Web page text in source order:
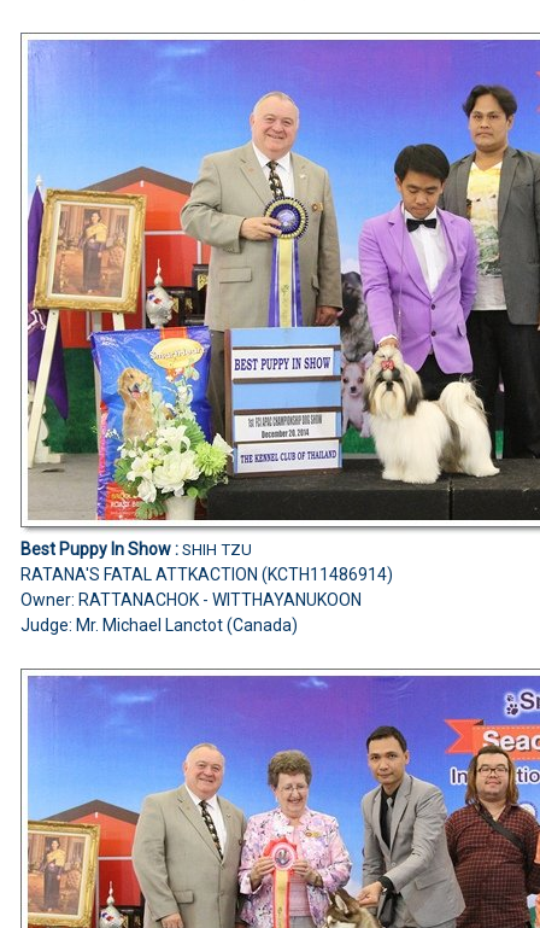
Best Puppy In Show : SHIH TZU
RATANA'S FATAL ATTKACTION (KCTH11486914)
Owner: RATTANACHOK - WITTHAYANUKOON
Judge: Mr. Michael Lanctot (Canada)